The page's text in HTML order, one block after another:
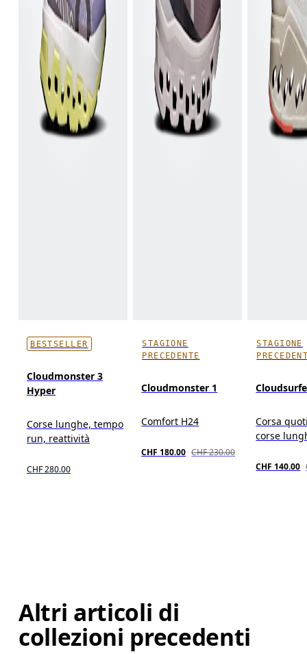
BESTSELLER
Cloudmonster 3
Hyper
Corse lunghe, tempo
run, reattività
CHF 280.00
STAGIONE
PRECEDENTE
Cloudmonster 1
Comfort H24
CHF 180.00 CHF 230.00
STAGIONE
Corsa
corse
CHF 140.00
Altri articoli di
collezioni precedenti